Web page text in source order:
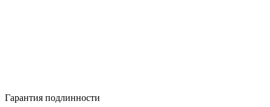
Гарантия подлинности